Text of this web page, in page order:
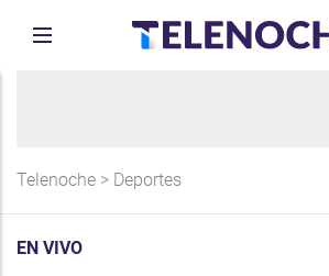
Telenoche > Deportes
EN VIVO